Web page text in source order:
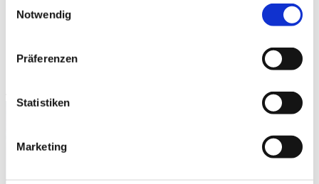
Notwendig
Präferenzen
Statistiken
Marketing
Astrologisch-kreative Geschenke für Sterneliebhaber.